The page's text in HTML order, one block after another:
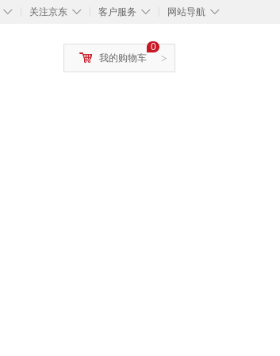
◇ ◇
关注京东 ◇
客户服务 ◇
网站导航
>
0
我的购物车